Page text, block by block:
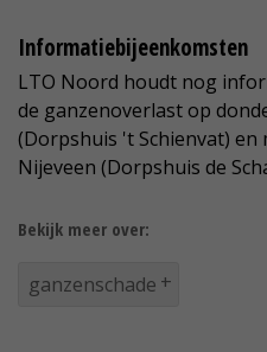
Informatiebijeenkomsten
LTO Noord houdt nog
de ganzenoverlast op
(Dorpshuis 't Schienvat) en
Nijeveen (Dorpshuis de
Bekijk meer over:
ganzenschade